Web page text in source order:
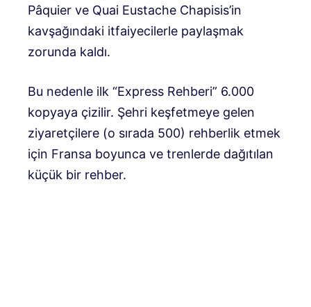
Pâquier ve Quai Eustache Chapisis’in
kavşağındaki itfaiyecilerle paylaşmak
zorunda kaldı.
Bu nedenle ilk “Express Rehberi” 6.000
kopyaya çizilir. Şehri keşfetmeye gelen
ziyaretçilere (o sırada 500) rehberlik etmek
için Fransa boyunca ve trenlerde dağıtılan
küçük bir rehber.